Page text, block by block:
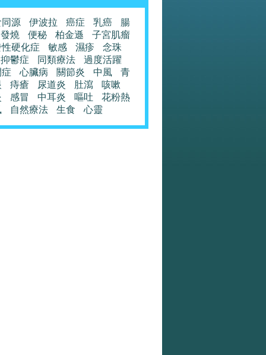
源 伊波拉 癌症 乳癌
腸
發燒
便秘 柏金遜
子宮肌瘤
硬化症
敏感 濕疹
念珠
抑鬱症
同類療法
過度活躍
心臟病 關節炎 中風
青
痔瘡 尿道炎 肚瀉
咳嗽
感冒 中耳炎 嘔吐
花粉熱
自然療法 生食 心靈